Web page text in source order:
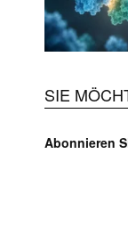
SIE
Abonnieren